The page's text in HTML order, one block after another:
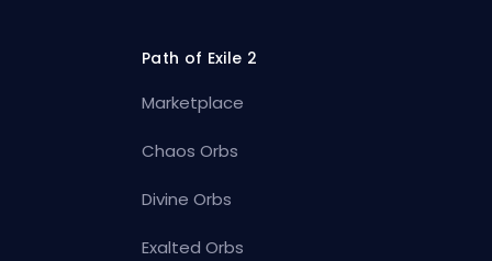
Path of Exile 2
Marketplace
Chaos Orbs
Divine Orbs
Exalted Orbs